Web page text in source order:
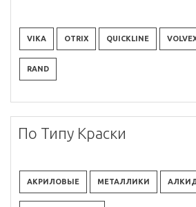
VIKA OTRIX QUICKLINE
RAND
По Типу Краски
АКРИЛОВЫЕ МЕТАЛЛИКИ